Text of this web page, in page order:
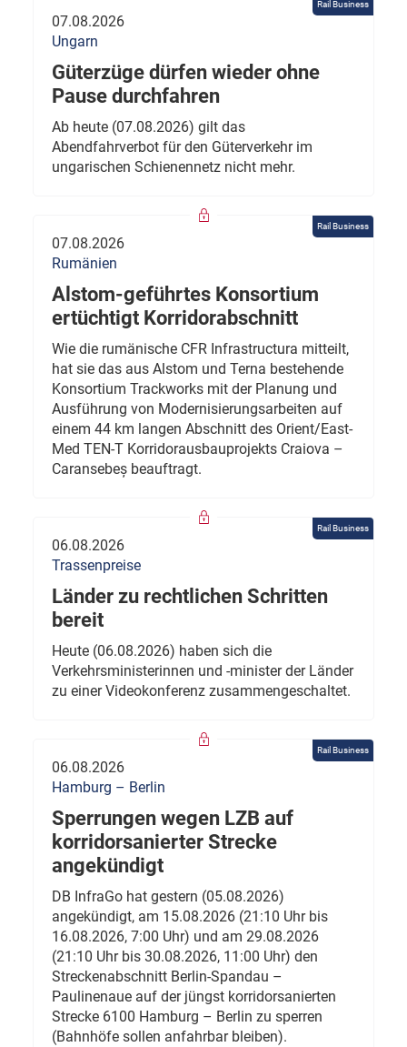
Rail Business
07.08.2026
Ungarn
Güterzüge dürfen wieder ohne
Pause durchfahren
Ab heute (07.08.2026) gilt das
Abendfahrverbot für den Güterverkehr im
ungarischen Schienennetz nicht mehr.
Rail Business
07.08.2026
Rumänien
Alstom-geführtes Konsortium
ertüchtigt Korridorabschnitt
Wie die rumänische CFR Infrastructura mitteilt,
hat sie das aus Alstom und Terna bestehende
Konsortium Trackworks mit der Planung und
Ausführung von Modernisierungsarbeiten auf
einem 44 km langen Abschnitt des Orient/East-
Med TEN-T Korridorausbauprojekts Craiova –
Caransebeș beauftragt.
Rail Business
06.08.2026
Trassenpreise
Länder zu rechtlichen Schritten
bereit
Heute (06.08.2026) haben sich die
Verkehrsministerinnen und -minister der Länder
zu einer Videokonferenz zusammengeschaltet.
Rail Business
06.08.2026
Hamburg – Berlin
Sperrungen wegen LZB auf
korridorsanierter Strecke
angekündigt
DB InfraGo hat gestern (05.08.2026)
angekündigt, am 15.08.2026 (21:10 Uhr bis
16.08.2026, 7:00 Uhr) und am 29.08.2026
(21:10 Uhr bis 30.08.2026, 11:00 Uhr) den
Streckenabschnitt Berlin-Spandau –
Paulinenaue auf der jüngst korridorsanierten
Strecke 6100 Hamburg – Berlin zu sperren
(Bahnhöfe sollen anfahrbar bleiben).